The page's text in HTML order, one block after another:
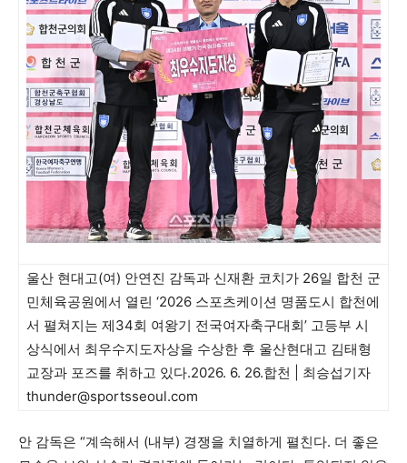
울산 현대고(여) 안연진 감독과 신재환 코치가 26일 합천 군
민체육공원에서 열린 ‘2026 스포츠케이션 명품도시 합천에
서 펼쳐지는 제34회 여왕기 전국여자축구대회’ 고등부 시
상식에서 최우수지도자상을 수상한 후 울산현대고 김태형
교장과 포즈를 취하고 있다.2026. 6. 26.합천 | 최승섭기자
thunder@sportsseoul.com
안 감독은 “계속해서 (내부) 경쟁을 치열하게 펼친다. 더 좋은